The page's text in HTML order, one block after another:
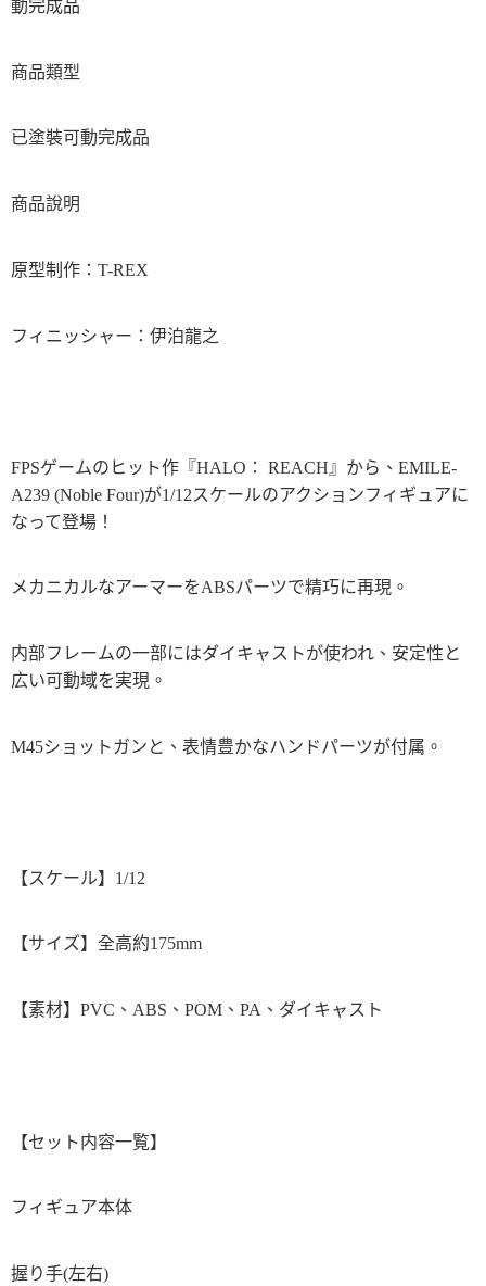
動完成品
商品類型
已塗裝可動完成品
商品說明
原型制作：T-REX
フィニッシャー：伊泊龍之
FPSゲームのヒット作『HALO： REACH』から、EMILE-
A239 (Noble Four)が1/12スケールのアクションフィギュアに
なって登場！
メカニカルなアーマーをABSパーツで精巧に再現。
内部フレームの一部にはダイキャストが使われ、安定性と
広い可動域を実現。
M45ショットガンと、表情豊かなハンドパーツが付属。
【スケール】1/12
【サイズ】全高約175mm
【素材】PVC、ABS、POM、PA、ダイキャスト
【セット内容一覧】
フィギュア本体
握り手(左右)